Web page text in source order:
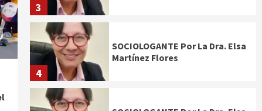
3
4
SOCIOLOGANTE Por La Dra. Elsa
Martínez Flores